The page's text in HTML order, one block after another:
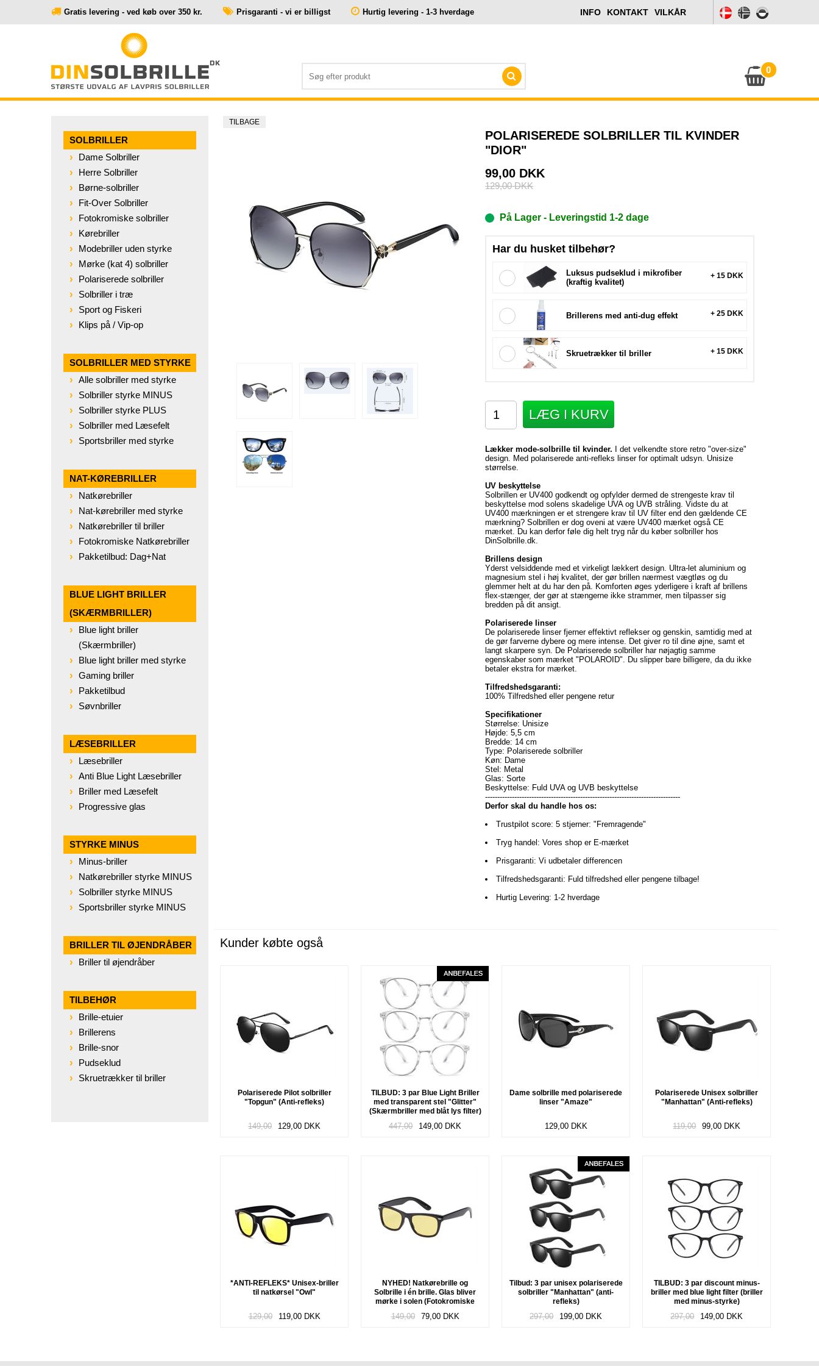
Gratis levering - ved køb over 350 kr. Prisgaranti - vi er billigst Hurtig levering - 1-3 hverdage INFO KONTAKT VILKÅR
0
SOLBRILLER
Dame Solbriller
Herre Solbriller
Børne-solbriller
Fit-Over Solbriller
Fotokromiske solbriller
Kørebriller
Modebriller uden styrke
Mørke (kat 4) solbriller
Polariserede solbriller
Solbriller i træ
Sport og Fiskeri
Klips på / Vip-op
SOLBRILLER MED STYRKE
Alle solbriller med styrke
Solbriller styrke MINUS
Solbriller styrke PLUS
Solbriller med Læsefelt
Sportsbriller med styrke
NAT-KØREBRILLER
Natkørebriller
Nat-kørebriller med styrke
Natkørebriller til briller
Fotokromiske Natkørebriller
Pakketilbud: Dag+Nat
BLUE LIGHT BRILLER
(SKÆRMBRILLER)
Blue light briller
(Skærmbriller)
Blue light briller med styrke
Gaming briller
Pakketilbud
Søvnbriller
LÆSEBRILLER
Læsebriller
Anti Blue Light Læsebriller
Briller med Læsefelt
Progressive glas
STYRKE MINUS
Minus-briller
Natkørebriller styrke MINUS
Solbriller styrke MINUS
Sportsbriller styrke MINUS
BRILLER TIL ØJENDRÅBER
Briller til øjendråber
TILBEHØR
Brille-etuier
Brillerens
Brille-snor
Pudseklud
Skruetrækker til briller
TILBAGE
POLARISEREDE SOLBRILLER TIL KVINDER
"DIOR"
99,00 DKK
129,00DKK
På Lager - Leveringstid 1-2 dage
Har du husket tilbehør?
Luksus pudseklud i mikrofiber
(kraftig kvalitet)
+ 15 DKK
Brillerens med anti-dug effekt + 25 DKK
Skruetrækker til briller + 15 DKK
LÆG I KURV
Lækker mode-solbrille til kvinder. I det velkendte store retro "over-size"
design. Med polariserede anti-refleks linser for optimalt udsyn. Unisize
størrelse.
UV beskyttelse
Solbrillen er UV400 godkendt og opfylder dermed de strengeste krav til
beskyttelse mod solens skadelige UVA og UVB stråling. Vidste du at
UV400 mærkningen er et strengere krav til UV filter end den gældende CE
mærkning? Solbrillen er dog oveni at være UV400 mærket også CE
mærket. Du kan derfor føle dig helt tryg når du køber solbriller hos
DinSolbrille.dk.
Brillens design
Yderst velsiddende med et virkeligt lækkert design. Ultra-let aluminium og
magnesium stel i høj kvalitet, der gør brillen nærmest vægtløs og du
glemmer helt at du har den på. Komforten øges yderligere i kraft af brillens
flex-stænger, der gør at stængerne ikke strammer, men tilpasser sig
bredden på dit ansigt.
Polariserede linser
De polariserede linser fjerner effektivt reflekser og genskin, samtidig med at
de gør farverne dybere og mere intense. Det giver ro til dine øjne, samt et
langt skarpere syn. De Polariserede solbriller har nøjagtig samme
egenskaber som mærket "POLAROID". Du slipper bare billigere, da du ikke
betaler ekstra for mærket.
Tilfredshedsgaranti:
100% Tilfredshed eller pengene retur
Specifikationer
Størrelse: Unisize
Højde: 5,5 cm
Bredde: 14 cm
Type: Polariserede solbriller
Køn: Dame
Stel: Metal
Glas: Sorte
Beskyttelse: Fuld UVA og UVB beskyttelse
--------------------------------------------------------------------------------
Derfor skal du handle hos os:
Trustpilot score: 5 stjerner: "Fremragende"
Tryg handel: Vores shop er E-mærket
Prisgaranti: Vi udbetaler differencen
Tilfredshedsgaranti: Fuld tilfredshed eller pengene tilbage!
Hurtig Levering: 1-2 hverdage
Kunder købte også
Polariserede Pilot solbriller
"Topgun" (Anti-refleks)
149,00 129,00 DKK
TILBUD: 3 par Blue Light Briller
med transparent stel "Glitter"
(Skærmbriller med blåt lys filter)
447,00 149,00 DKK
Dame solbrille med polariserede
linser "Amaze"
129,00 DKK
Polariserede Unisex solbriller
"Manhattan" (Anti-refleks)
119,00 99,00 DKK
*ANTI-REFLEKS* Unisex-briller
til natkørsel "Owl"
129,00 119,00 DKK
NYHED! Natkørebrille og
Solbrille i én brille. Glas bliver
mørke i solen (Fotokromiske
149,00 79,00 DKK
Tilbud: 3 par unisex polariserede
solbriller "Manhattan" (anti-
refleks)
297,00 199,00 DKK
TILBUD: 3 par discount minus-
briller med blue light filter (briller
med minus-styrke)
297,00 149,00 DKK